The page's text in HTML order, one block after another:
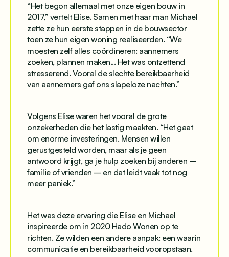
“Het begon allemaal met onze eigen bouw in
2017,” vertelt Elise. Samen met haar man Michael
zette ze hun eerste stappen in de bouwsector
toen ze hun eigen woning realiseerden. “We
moesten zelf alles coördineren: aannemers
zoeken, plannen maken... Het was ontzettend
stresserend. Vooral de slechte bereikbaarheid
van aannemers gaf ons slapeloze nachten.”
Volgens Elise waren het vooral de grote
onzekerheden die het lastig maakten. “Het gaat
om enorme investeringen. Mensen willen
gerustgesteld worden, maar als je geen
antwoord krijgt, ga je hulp zoeken bij anderen –
familie of vrienden – en dat leidt vaak tot nog
meer paniek.”
Het was deze ervaring die Elise en Michael
inspireerde om in 2020 Hado Wonen op te
richten. Ze wilden een andere aanpak: een waarin
communicatie en bereikbaarheid vooropstaan.